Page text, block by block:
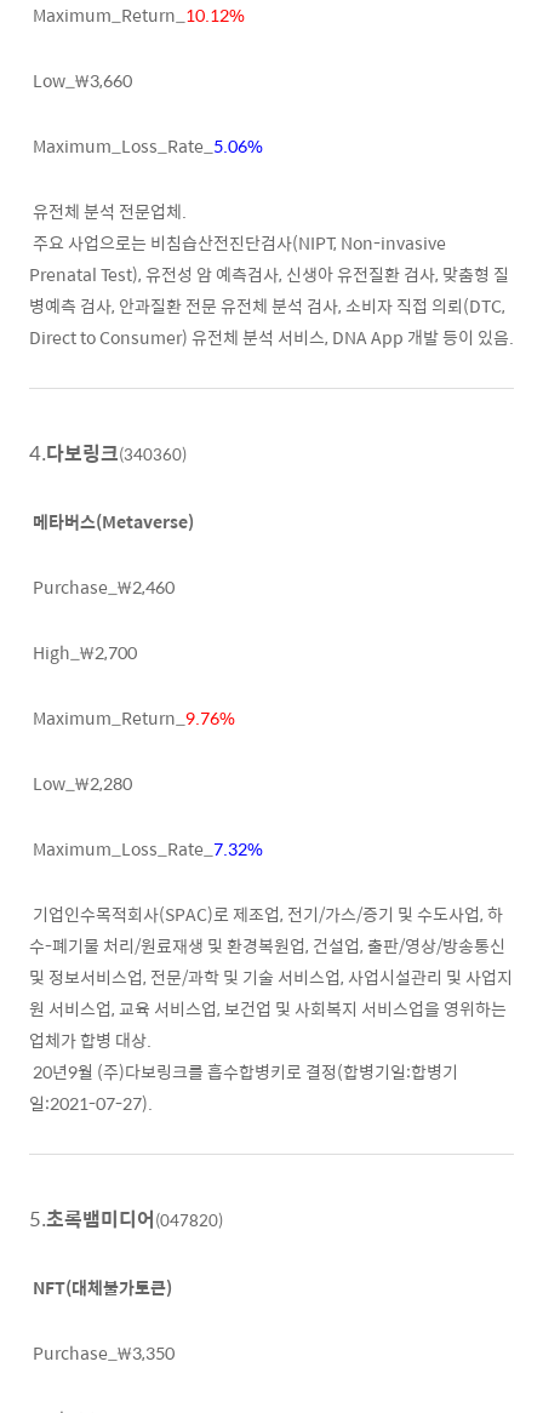
Maximum_Return_ 10.12%
Low_₩3,660
Maximum_Loss_Rate_ 5.06%
유전체 분석 전문업체.
주요 사업으로는 비침습산전진단검사(NIPT, Non-invasive
Prenatal Test), 유전성 암 예측검사, 신생아 유전질환 검사, 맞춤형 질
병예측 검사, 안과질환 전문 유전체 분석 검사, 소비자 직접 의뢰(DTC,
Direct to Consumer) 유전체 분석 서비스, DNA App 개발 등이 있음.
4.다보링크(340360)
메타버스(Metaverse)
Purchase_₩2,460
High_₩2,700
Maximum_Return_ 9.76%
Low_₩2,280
Maximum_Loss_Rate_ 7.32%
기업인수목적회사(SPAC)로 제조업, 전기/가스/증기 및 수도사업, 하
수-폐기물 처리/원료재생 및 환경복원업, 건설업, 출판/영상/방송통신
및 정보서비스업, 전문/과학 및 기술 서비스업, 사업시설관리 및 사업지
원 서비스업, 교육 서비스업, 보건업 및 사회복지 서비스업을 영위하는
업체가 합병 대상.
20년9월 (주)다보링크를 흡수합병키로 결정(합병기일:합병기
일:2021-07-27).
5.초록뱀미디어(047820)
NFT(대체불가토큰)
Purchase_₩3,350